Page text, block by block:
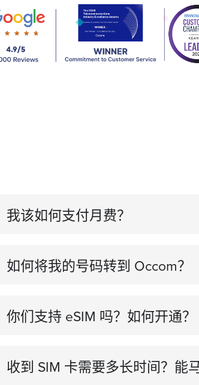
我该如何支付月费？
如何将我的号码转到 Occom？
你们支持 eSIM 吗？如何开通？
收到 SIM 卡需要多长时间？能